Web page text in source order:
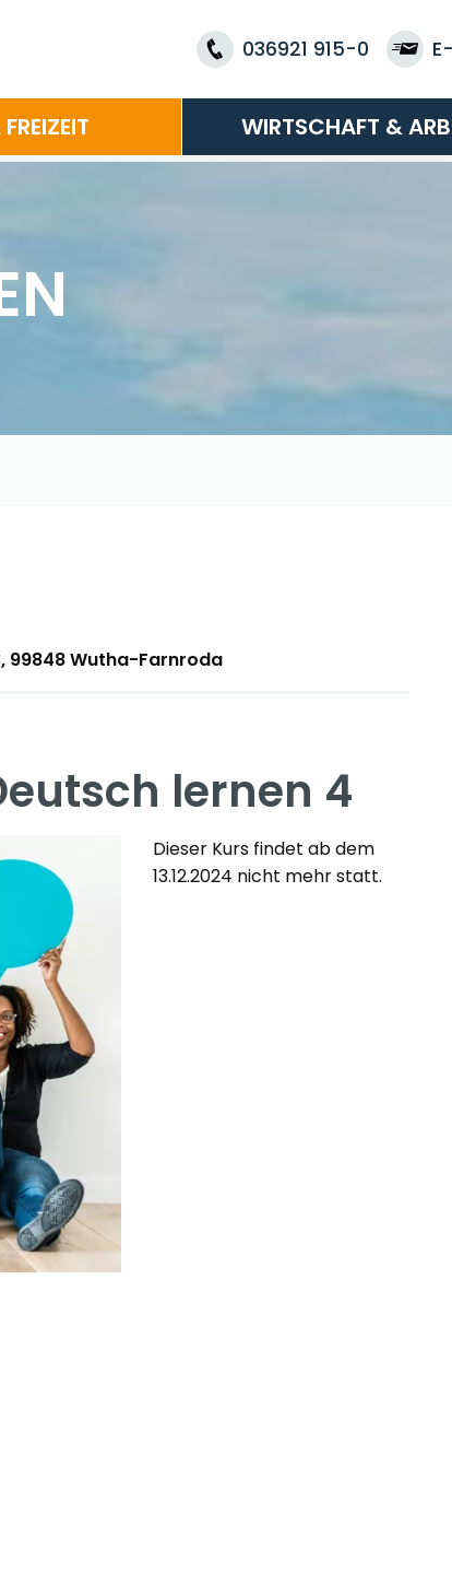
036921 915-0
WIRTSCHAFT &
99848 Wutha-Farnroda
lernen 4
Dieser Kurs findet ab dem
13.12.2024 nicht mehr statt.